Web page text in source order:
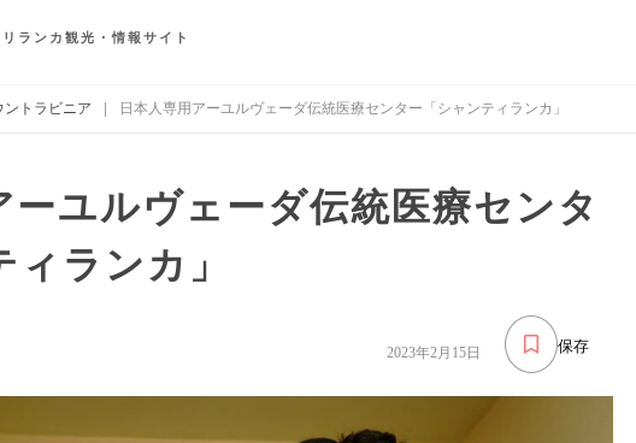
リランカ観光・情報サイト
ントラビニア | 日本人専用アーユルヴェーダ伝統医療センター「シャンティランカ」
ーユルヴェーダ伝統医療センタ
ランカ」
保存
2023年2月15日